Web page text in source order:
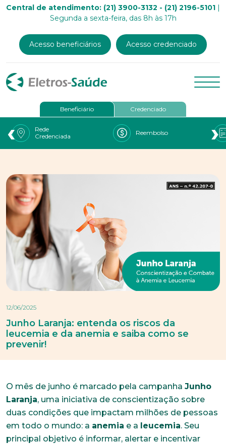
Central de atendimento: (21) 3900-3132 - (21) 2196-5101 |
Segunda a sexta-feira, das 8h às 17h
Acesso beneficiários Acesso credenciado
Beneficiário Credenciado
Rede
Credenciada
Reembolso
‹ ›
12/06/2025
Junho Laranja: entenda os riscos da
leucemia e da anemia e saiba como se
prevenir!
O mês de junho é marcado pela campanha Junho
Laranja, uma iniciativa de conscientização sobre
duas condições que impactam milhões de pessoas
em todo o mundo: a anemia e a leucemia. Seu
principal objetivo é informar, alertar e incentivar